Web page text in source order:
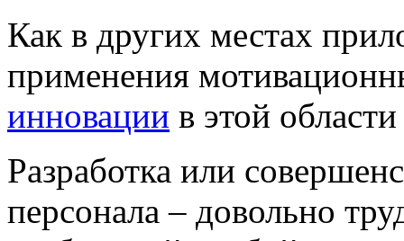
Как в других местах
применения
инновации в этой
Разработка или
персонала – довольно